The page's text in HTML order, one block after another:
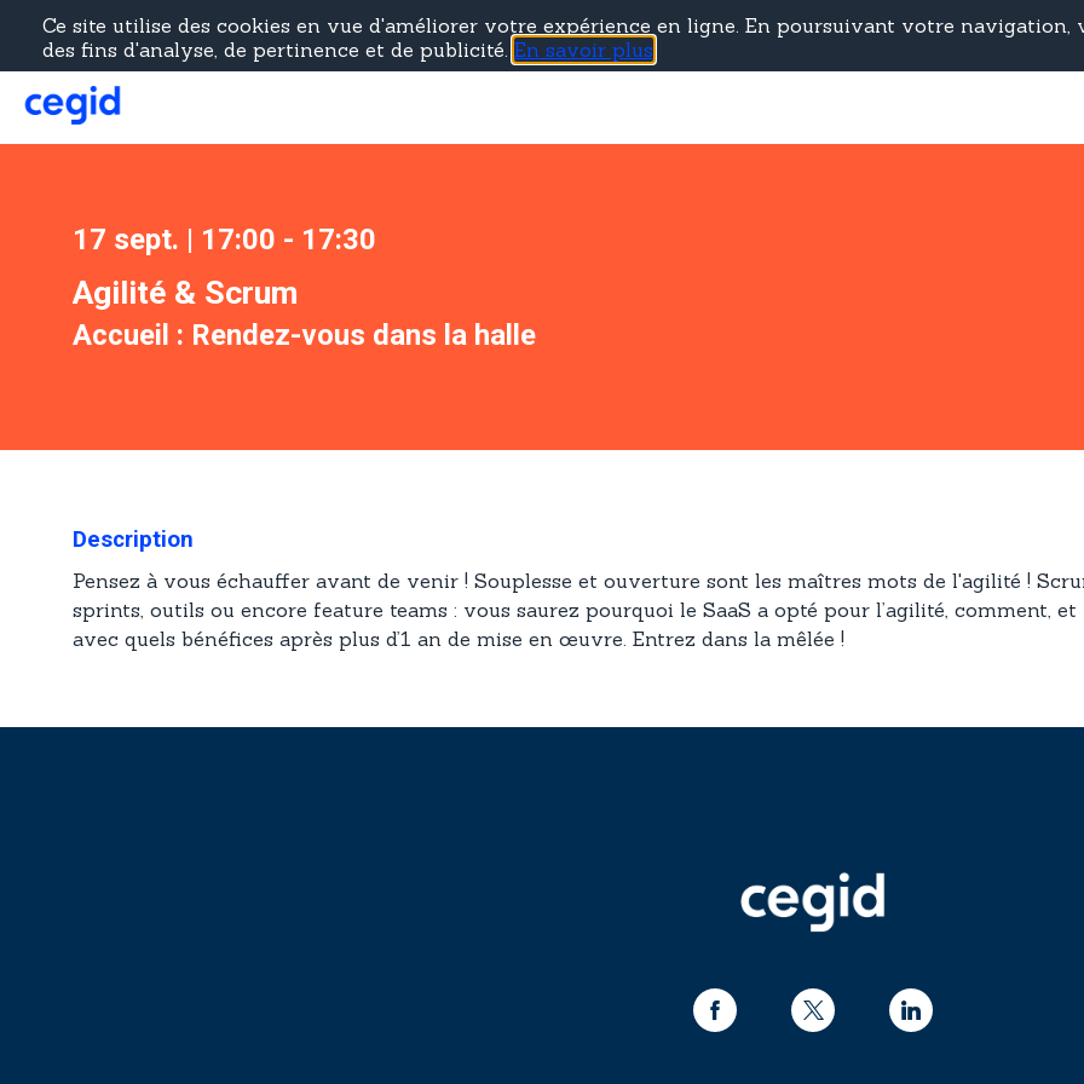
17 sept. | 17:00 - 17:30
Agilité & Scrum
Accueil : Rendez-vous dans la halle
Description
Pensez à vous échauffer avant de venir ! Souplesse et ouverture sont les maîtres mots de l'agilité !
sprints, outils ou encore feature teams : vous saurez pourquoi le SaaS a opté pour l’agilité, comment, et
avec quels bénéfices après plus d’1 an de mise en œuvre. Entrez dans la mêlée !
Ce site utilise des cookies en vue d'améliorer votre expérience en ligne. En poursuivant votre navigation,
des fins d'analyse, de pertinence et de publicité. En savoir plus